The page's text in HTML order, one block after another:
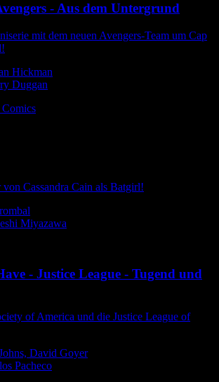
- Aus dem Untergrund
mit dem neuen Avengers-Team um Cap
Hickman
Duggan
Comics
Cassandra Cain als Batgirl!
Miyazawa
- Justice League - Tugend und
of America und die Justice League of
David Goyer
Pacheco